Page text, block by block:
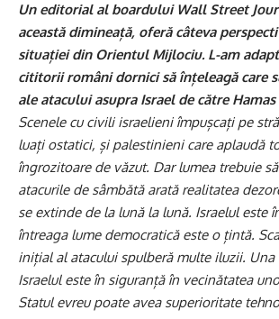
Un editorial al boardului Wall Street
această dimineață, oferă câteva
situației din Orientul Mijlociu. L-am
cititorii români dornici să înțeleagă care
ale atacului asupra Israel de către
Scenele cu civili israelieni împușcați pe
luați ostatici, și palestinieni care aplaudă
îngrozitoare de văzut. Dar lumea trebuie
atacurile de sâmbătă arată realitatea
se extinde de la lună la lună. Israelul este
întreaga lume democratică este o țintă.
inițial al atacului spulberă multe iluzii. Una
Israelul este în siguranță în vecinătatea
Statul evreu poate avea superioritate